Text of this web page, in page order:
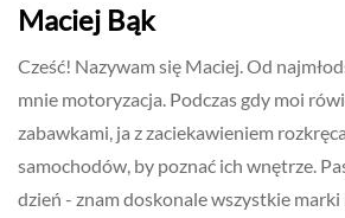
Maciej Bąk
Cześć! Nazywam się Maciej. Od
mnie motoryzacja. Podczas gdy moi
zabawkami, ja z zaciekawieniem
samochodów, by poznać ich wnętrze.
dzień - znam doskonale wszystkie marki